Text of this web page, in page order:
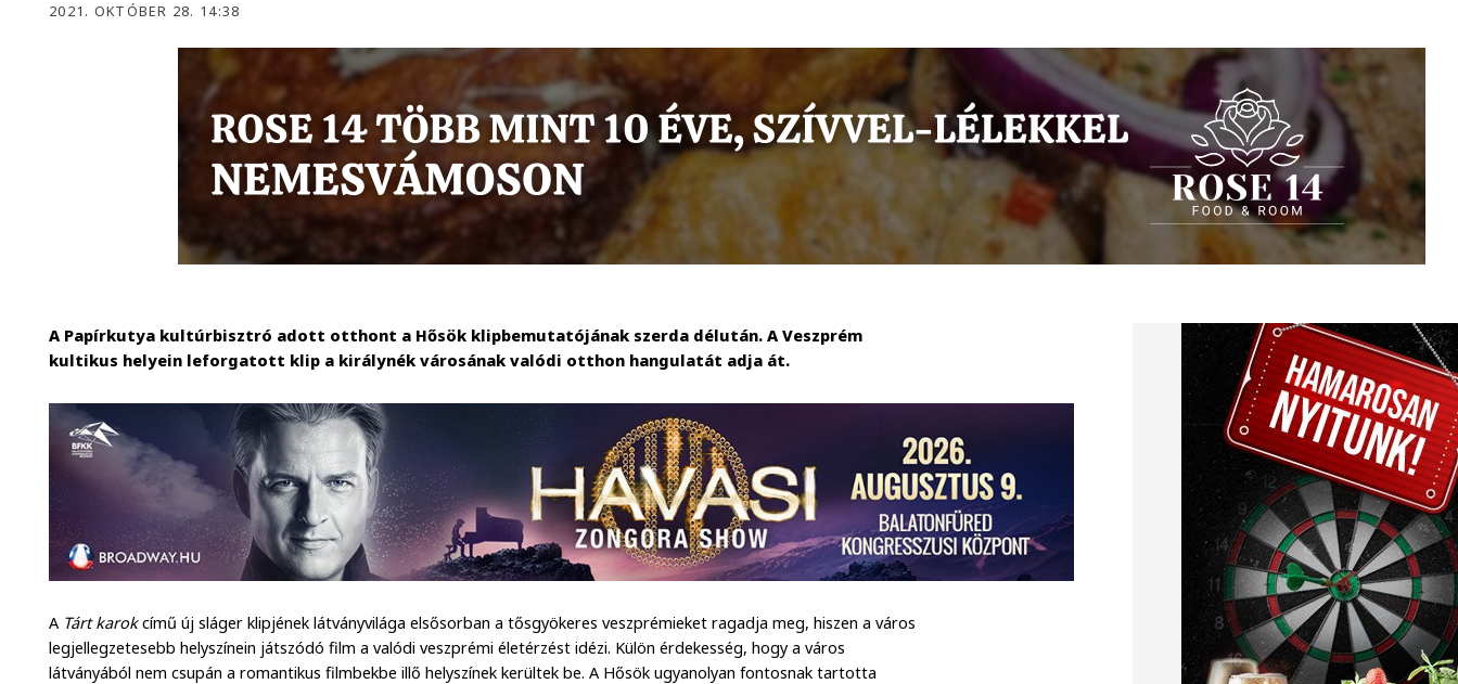
2021. OKTÓBER 28. 14:38
A Papírkutya kultúrbisztró adott otthont a Hősök klipbemutatójának szerda délután. A Veszprém
kultikus helyein leforgatott klip a királynék városának valódi otthon hangulatát adja át.
A Tárt karokcímű új sláger klipjének látványvilága elsősorban a tősgyökeres veszprémieket ragadja meg, hiszen a város
legjellegzetesebb helyszínein játszódó film a valódi veszprémi életérzést idézi. Külön érdekesség, hogy a város
látványából nem csupán a romantikus filmbekbe illő helyszínek kerültek be. A Hősök ugyanolyan fontosnak tartotta